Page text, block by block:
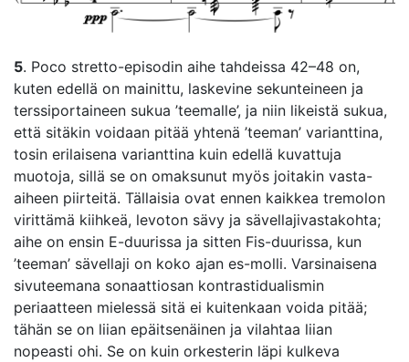
5. Poco stretto-episodin aihe tahdeissa 42–48 on,
kuten edellä on mainittu, laskevine sekunteineen ja
terssiportaineen sukua ’teemalle’, ja niin likeistä sukua,
että sitäkin voidaan pitää yhtenä ’teeman’ varianttina,
tosin erilaisena varianttina kuin edellä kuvattuja
muotoja, sillä se on omaksunut myös joitakin vasta-
aiheen piirteitä. Tällaisia ovat ennen kaikkea tremolon
virittämä kiihkeä, levoton sävy ja sävellajivastakohta;
aihe on ensin E-duurissa ja sitten Fis-duurissa, kun
’teeman’ sävellaji on koko ajan es-molli. Varsinaisena
sivuteemana sonaattiosan kontrastidualismin
periaatteen mielessä sitä ei kuitenkaan voida pitää;
tähän se on liian epäitsenäinen ja vilahtaa liian
nopeasti ohi. Se on kuin orkesterin läpi kulkeva